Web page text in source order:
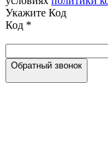
Укажите Код
Код *
Обратный звонок